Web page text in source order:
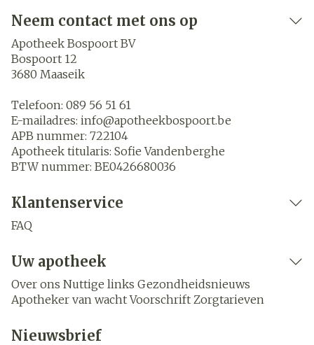
Neem contact met ons op
Apotheek Bospoort BV
Bospoort 12
3680 Maaseik
Telefoon: 089 56 51 61
E-mailadres: info@apotheekbospoort.be
APB nummer: 722104
Apotheek titularis: Sofie Vandenberghe
BTW nummer: BE0426680036
Klantenservice
FAQ
Uw apotheek
Over ons Nuttige links Gezondheidsnieuws
Apotheker van wacht Voorschrift Zorgtarieven
Nieuwsbrief